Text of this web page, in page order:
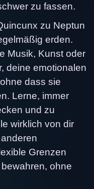
zu fassen.
zu Neptun
erden.
Musik, Kunst oder
deine emotionalen
dass sie
Lerne, immer
und zu
wirklich von dir
Grenzen
ohne